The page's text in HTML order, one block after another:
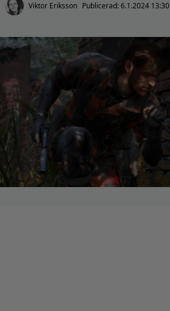
Viktor Eriksson Publicerad:6.1.2024 13:30